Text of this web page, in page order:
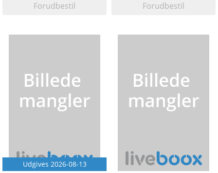
Forudbestil Forudbestil
Udgives 2026-08-13